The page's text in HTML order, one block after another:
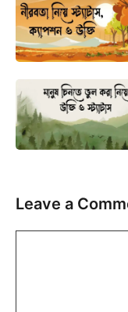
Leave a